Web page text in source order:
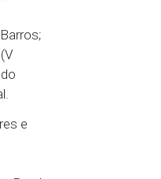
serão realizadas de
Ermeson Araújo,
de Trabalho
Castainho, José
Inês Eliane
o Advogado da